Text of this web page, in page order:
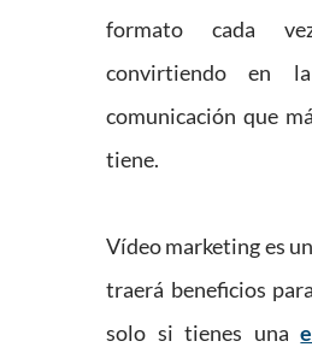
formato cada
convirtiendo en
comunicación que
tiene.
Vídeo marketing es
traerá beneficios
solo si tienes una